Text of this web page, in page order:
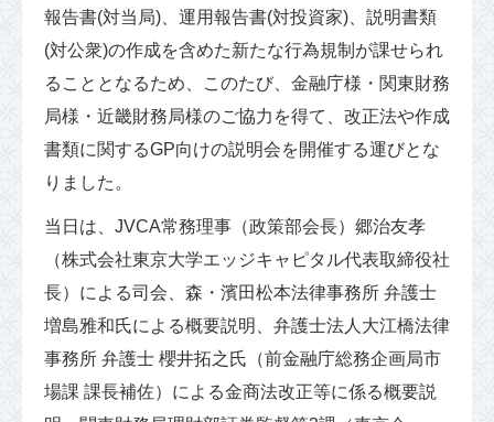
報告書(対当局)、運用報告書(対投資家)、説明書類
(対公衆)の作成を含めた新たな行為規制が課せられ
ることとなるため、このたび、金融庁様・関東財務
局様・近畿財務局様のご協力を得て、改正法や作成
書類に関するGP向けの説明会を開催する運びとな
りました。
当日は、JVCA常務理事（政策部会長）郷治友孝
（株式会社東京大学エッジキャピタル代表取締役社
長）による司会、森・濱田松本法律事務所 弁護士
増島雅和氏による概要説明、弁護士法人大江橋法律
事務所 弁護士 櫻井拓之氏（前金融庁総務企画局市
場課 課長補佐）による金商法改正等に係る概要説